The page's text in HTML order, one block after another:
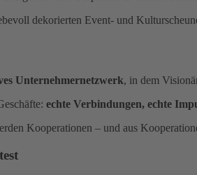
dekorierten Event- und
Unternehmernetzwerk, in dem
echte Verbindungen, echte
Kooperationen – und aus